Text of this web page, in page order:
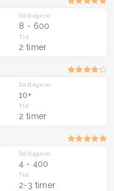
Deltagere
8 - 600
Tid
2 timer
Deltagere
10+
Tid
2 timer
Deltagere
4 - 400
Tid
2-3 timer